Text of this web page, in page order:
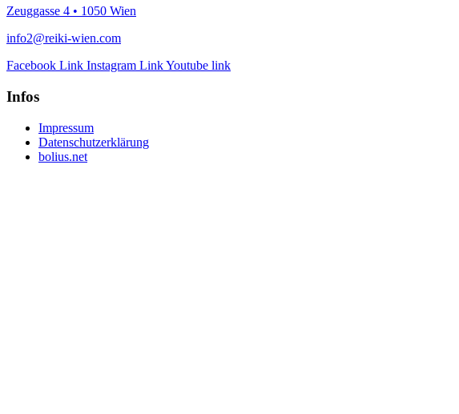
Zeuggasse 4 • 1050 Wien
info2@reiki-wien.com
Facebook Link Instagram LinkYoutube link
Infos
Impressum
Datenschutzerklärung
bolius.net